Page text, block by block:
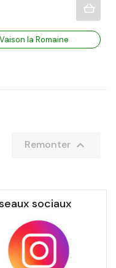
la Romaine
Remonter 
sociaux